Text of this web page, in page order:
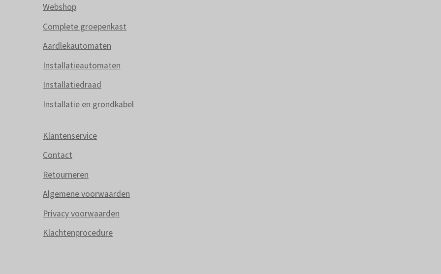
Webshop
Complete groepenkast
Aardlekautomaten
Installatieautomaten
Installatiedraad
Installatie en grondkabel
Klantenservice
Contact
Retourneren
Algemene voorwaarden
Privacy voorwaarden
Klachtenprocedure